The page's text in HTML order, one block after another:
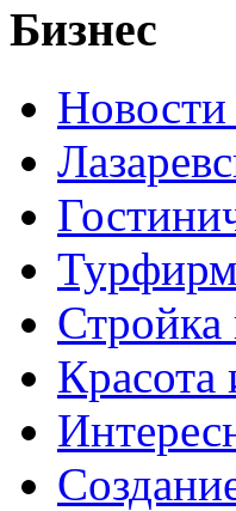
Бизнес
Новости
Красота